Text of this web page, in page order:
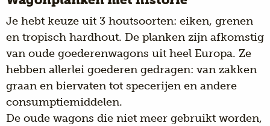
Je hebt keuze uit 3 houtsoorten: eiken, grenen
en tropisch hardhout. De planken zijn afkomstig
van oude goederenwagons uit heel Europa. Ze
hebben allerlei goederen gedragen: van zakken
graan en biervaten tot specerijen en andere
consumptiemiddelen.
De oude wagons die niet meer gebruikt worden,